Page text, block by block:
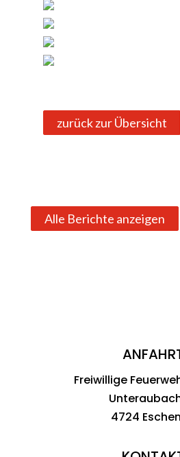
zurück zur Übersicht
Alle Berichte anzeigen
Freiwillige
4724